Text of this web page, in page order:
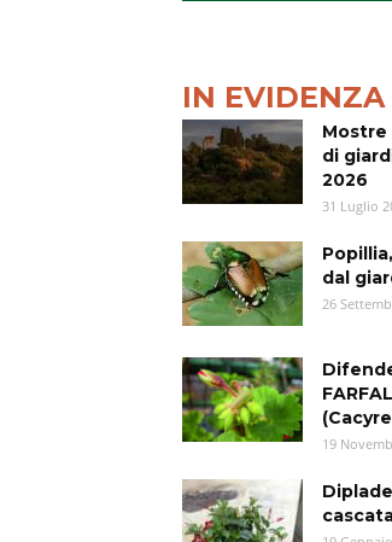
IN EVIDENZA
di
2026
31 Luglio
dal
26
19